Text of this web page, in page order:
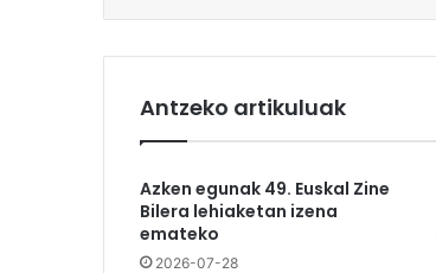
Antzeko artikuluak
Azken egunak 49. Euskal Zine
Bilera lehiaketan izena
emateko
2026-07-28